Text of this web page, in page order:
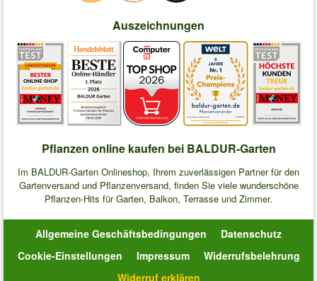
Auszeichnungen
Pflanzen online kaufen bei BALDUR-Garten
Im BALDUR-Garten Onlineshop, Ihrem zuverlässigen Partner für den
Gartenversand und Pflanzenversand, finden Sie viele wunderschöne
Pflanzen-Hits für Garten, Balkon, Terrasse und Zimmer.
Allgemeine Geschäftsbedingungen
Datenschutz
Cookie-Einstellungen
Impressum
Widerrufsbelehrung
Widerruf erklären